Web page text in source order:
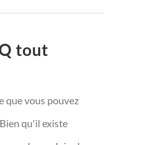
tout
que vous pouvez
qu'il existe